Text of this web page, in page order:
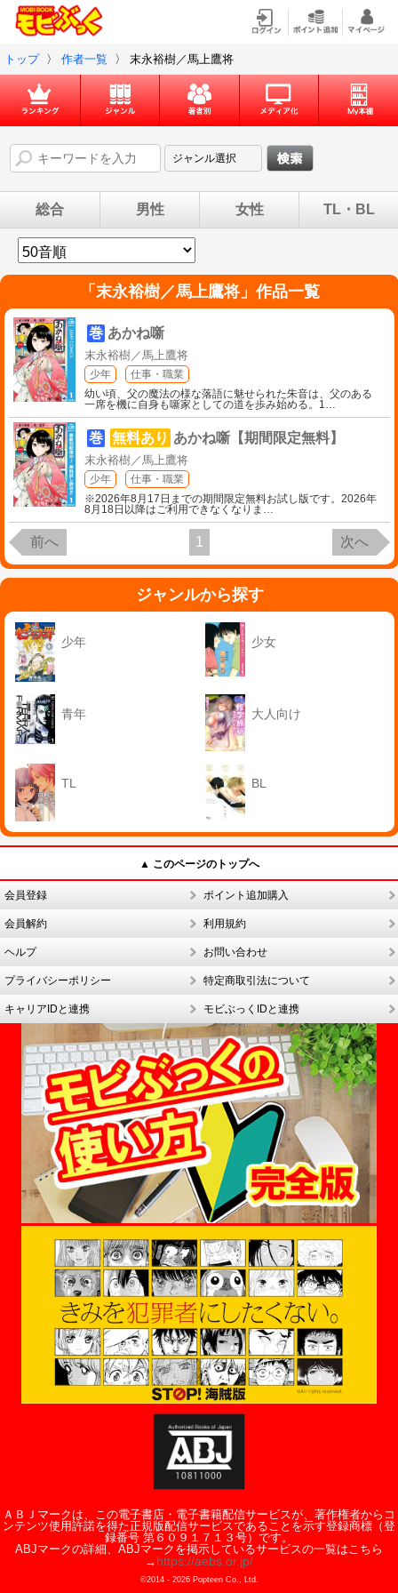
トップ 〉 作者一覧 〉 末永裕樹／馬上鷹将
総合 男性 女性 TL・BL
「 末永裕樹／馬上鷹将」作品一覧
巻 あかね噺
末永裕樹／馬上鷹将
少年
仕事・職業
幼い頃、父の魔法の様な落語に魅せられた朱音は、父のある
一席を機に自身も噺家としての道を歩み始める。1…
巻 無料あり あかね噺【期間限定無料】
末永裕樹／馬上鷹将
少年
仕事・職業
※2026年8月17日までの期間限定無料お試し版です。2026年
8月18日以降はご利用できなくなりま …
前へ 1 次へ
ジャンルから探す
少年 少女
青年 大人向け
TL BL
▲ このページのトップへ
会員登録 ポイント追加購入
会員解約 利用規約
ヘルプ お問い合わせ
プライバシーポリシー 特定商取引法について
キャリアIDと連携 モビぶっくIDと連携
ＡＢＪマークは、この電子書店・電子書籍配信サービスが、著作権者からコ
ンテンツ使用許諾を得た正規版配信サービスであることを示す登録商標（登
録番号 第６０９１７１３号）です。
ABJマークの詳細、ABJマークを掲示しているサービスの一覧はこちら
→ https://aebs.or.jp/
©2014 - 2026Popteen Co., Ltd.